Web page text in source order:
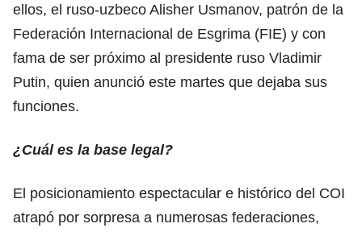
ellos, el ruso-uzbeco Alisher Usmanov, patrón de la
Federación Internacional de Esgrima (FIE) y con
fama de ser próximo al presidente ruso Vladimir
Putin, quien anunció este martes que dejaba sus
funciones.
¿Cuál es la base legal?
El posicionamiento espectacular e histórico del COI
atrapó por sorpresa a numerosas federaciones,